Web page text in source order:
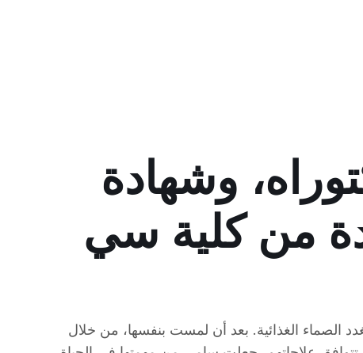
وشهادة
من كلية سي
الصماء الغذائية. بعد أن لمست بنفسها، من خلال